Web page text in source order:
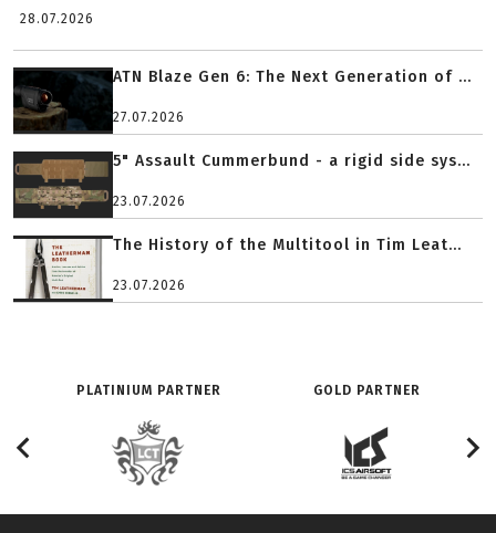
28.07.2026
ATN Blaze Gen 6: The Next Generation of ...
27.07.2026
5" Assault Cummerbund - a rigid side sys...
23.07.2026
The History of the Multitool in Tim Leat...
23.07.2026
PLATINIUM PARTNER GOLD PARTNER